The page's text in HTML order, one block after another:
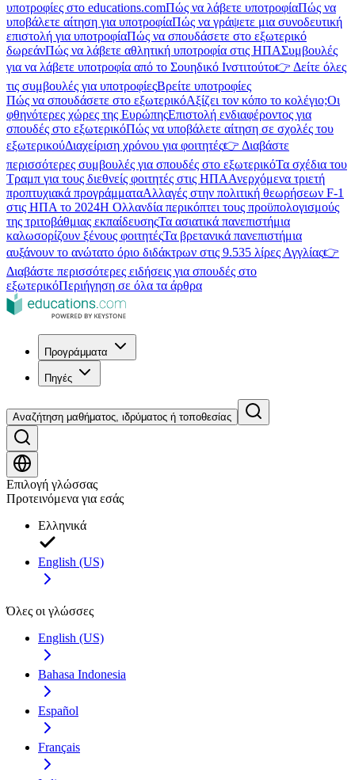
υποτροφίες στο educations.comΠώς να λάβετε υποτροφίαΠώς να
υποβάλετε αίτηση για υποτροφίαΠώς να γράψετε μια συνοδευτική
επιστολή για υποτροφίαΠώς να σπουδάσετε στο εξωτερικό
δωρεάνΠώς να λάβετε αθλητική υποτροφία στις ΗΠΑΣυμβουλές
για να λάβετε υποτροφία από το Σουηδικό Ινστιτούτο👉 Δείτε όλες
τις συμβουλές για υποτροφίεςΒρείτε υποτροφίες
Πώς να σπουδάσετε στο εξωτερικόΑξίζει τον κόπο το κολέγιο;Οι
φθηνότερες χώρες της ΕυρώπηςΕπιστολή ενδιαφέροντος για
σπουδές στο εξωτερικόΠώς να υποβάλετε αίτηση σε σχολές του
εξωτερικούΔιαχείριση χρόνου για φοιτητές👉 Διαβάστε
περισσότερες συμβουλές για σπουδές στο εξωτερικόΤα σχέδια του
Τραμπ για τους διεθνείς φοιτητές στις ΗΠΑΑνερχόμενα τριετή
προπτυχιακά προγράμματαΑλλαγές στην πολιτική θεωρήσεων F-1
στις ΗΠΑ το 2024Η Ολλανδία περικόπτει τους προϋπολογισμούς
της τριτοβάθμιας εκπαίδευσηςΤα ασιατικά πανεπιστήμια
καλωσορίζουν ξένους φοιτητέςΤα βρετανικά πανεπιστήμια
αυξάνουν το ανώτατο όριο διδάκτρων στις 9.535 λίρες Αγγλίας👉
Διαβάστε περισσότερες ειδήσεις για σπουδές στο
εξωτερικόΠεριήγηση σε όλα τα άρθρα
Προγράμματα
Πηγές
Αναζήτηση μαθήματος, ιδρύματος ή τοποθεσίας
Επιλογή γλώσσας
Προτεινόμενα για εσάς
Ελληνικά
English (US)
Όλες οι γλώσσες
English (US)
Bahasa Indonesia
Español
Français